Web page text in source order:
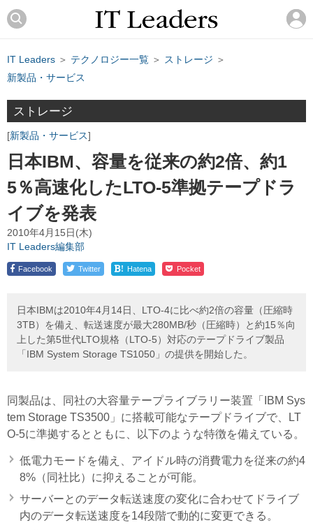
IT Leaders ＞ テクノロジー一覧 ＞ ストレージ ＞
新製品・サービス
ストレージ
新製品・サービス
日本IBM、容量を従来の約2倍、約1
5％高速化したLTO-5準拠テープドラ
イブを発表
2010年4月15日(木)
IT Leaders編集部
Facebook Twitter ! Hatena Pocket
日本IBMは2010年4月14日、LTO-4に比べ約2倍の容量（圧縮時
3TB）を備え、転送速度が最大280MB/秒（圧縮時）と約15％向
上した第5世代LTO規格（LTO-5）対応のテープドライブ製品
「IBM System Storage TS1050」の提供を開始した。
同製品は、同社の大容量テープライブラリー装置「IBM Sys
tem Storage TS3500」に搭載可能なテープドライブで、LT
O-5に準拠するとともに、以下のような特徴を備えている。
低電力モードを備え、アイドル時の消費電力を従来の約4
8%（同社比）に抑えることが可能。
サーバーとのデータ転送速度の変化に合わせてドライブ
内のデータ転送速度を14段階で動的に変更できる。